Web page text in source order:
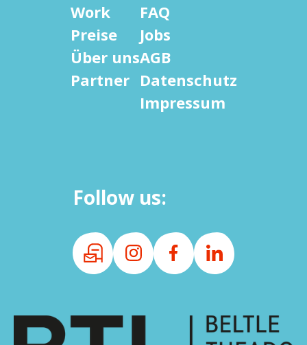
Work
Preise
Über uns
Partner
FAQ
Jobs
AGB
Datenschutz
Impressum
Follow us: